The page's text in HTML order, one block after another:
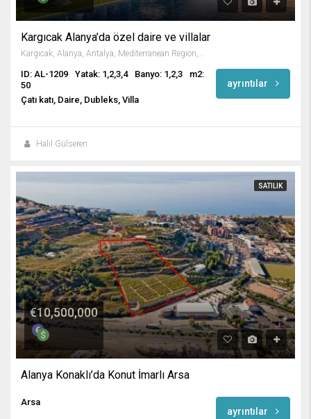
Kargıcak Alanya’da özel daire ve villalar
Kargıcak, Alanya, Antalya, Mediterranean Region, 07440, Turkey
ID: AL-1209 Yatak: 1,2,3,4 Banyo: 1,2,3
m2:
50
Çatı katı, Daire, Dubleks, Villa
ayrıntılar
Halil Gülseren
SATILIK
€10,500,000
Alanya Konaklı’da Konut İmarlı Arsa
Arsa
ayrıntılar